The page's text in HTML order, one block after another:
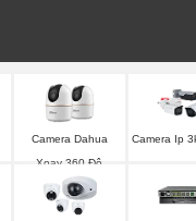
Camera Dahua
Xoay 360 Độ
Camera Ip